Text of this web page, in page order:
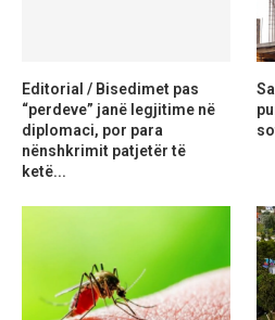
Editorial / Bisedimet pas
“perdeve” janë legjitime në
diplomaci, por para
nënshkrimit patjetër të
ketë...